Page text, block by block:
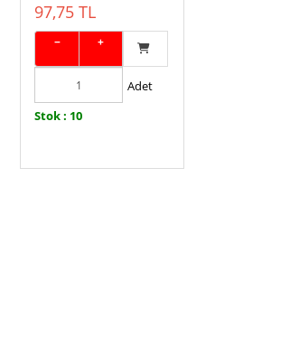
97,75 TL
− +
Adet
Stok : 10